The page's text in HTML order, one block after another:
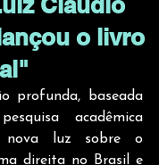
o livro
profunda, baseada
acadêmica
nova luz sobre o
direita no Brasil e